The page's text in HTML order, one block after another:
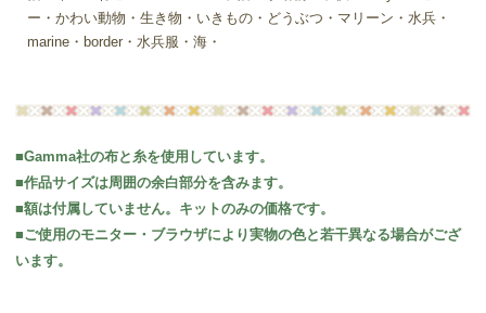
ー・かわい動物・生き物・いきもの・どうぶつ・マリーン・水兵・
marine・border・水兵服・海・
■Gamma社の布と糸を使用しています。
■作品サイズは周囲の余白部分を含みます。
■額は付属していません。キットのみの価格です。
■ご使用のモニター・ブラウザにより実物の色と若干異なる場合がござ
います。